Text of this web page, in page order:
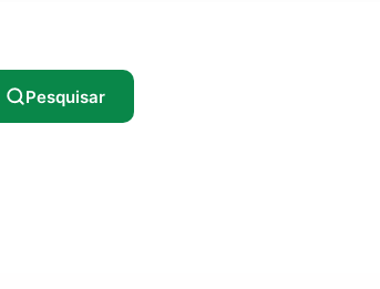
Pesquisar